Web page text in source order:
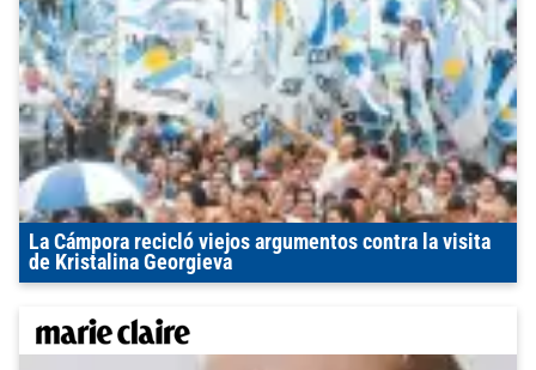
La Cámpora recicló viejos argumentos contra la visita
de Kristalina Georgieva